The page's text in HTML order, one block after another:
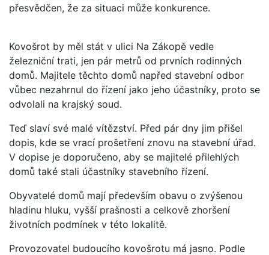
přesvědčen, že za situaci může konkurence.
Kovošrot by měl stát v ulici Na Zákopě vedle
železniční trati, jen pár metrů od prvních rodinných
domů. Majitele těchto domů napřed stavební odbor
vůbec nezahrnul do řízení jako jeho účastníky, proto se
odvolali na krajský soud.
Teď slaví své malé vítězství. Před pár dny jim přišel
dopis, kde se vrací prošetření znovu na stavební úřad.
V dopise je doporučeno, aby se majitelé přilehlých
domů také stali účastníky stavebního řízení.
Obyvatelé domů mají především obavu o zvýšenou
hladinu hluku, vyšší prašnosti a celkově zhoršení
životních podmínek v této lokalitě.
Provozovatel budoucího kovošrotu má jasno. Podle